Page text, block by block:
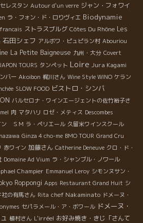
レスタン Autour d'un verre ジャン・フォワイ
ラ・フォン・ド・ロりヴィエ Biodynamie
ストラスブルグ Côtes Du Rhône Les
石田シェフ アルボワ・ピュピラン村 Abouriou
La Petite Baigneuse 九州・大分 Covert
TOURS タンペット Loire Jura Kagami
バー Akoibon 梶川さん Wine Style WINO ケラン
SLOW FOOD ビストロ・シンバ
バルセロナ・ワインエージェントの佐竹裕子さ
肉 マタハリ ロゼ・メティス Descombes
ン ＳＭ ラ・ペリエール 久留米ワインスクール
Ginza 4 cho-me BMO TOUR Grand Cru
赤ワイン 加藤さん Catherine Deneuve クロ・ド・
Domaine Ad Vium ラ・シャンブル・ノワール
Champier Emmanuel Leroy シモンヌサン・
Roppongi Apps Restaurant Grand Huit シ
の有馬さん Rita chef Nakaminato ドメーヌ・
セパラメール・ア・ボワール ドメーヌ・
植村さん L'irréel お好み焼き・きじ「さんて